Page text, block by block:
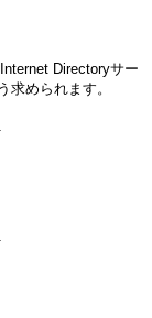
Directoryサー
められます。